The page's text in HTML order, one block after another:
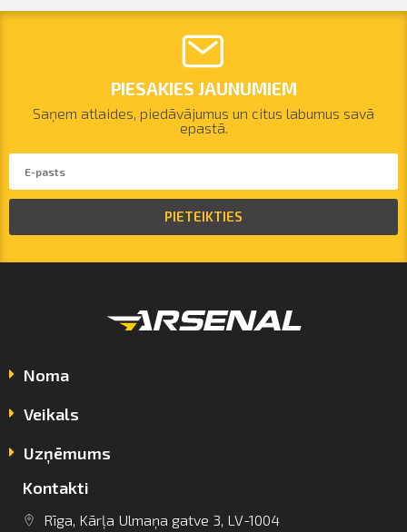
info@arsenalrent.com
PIESAKIES JAUNUMIEM
Saņem atlaides, piedāvājumus un citus labumus savā
epastā.
PIETEIKTIES
Noma
Veikals
Uzņēmums
Kontakti
Rīga, Kārļa Ulmaņa gatve 3, LV-1004